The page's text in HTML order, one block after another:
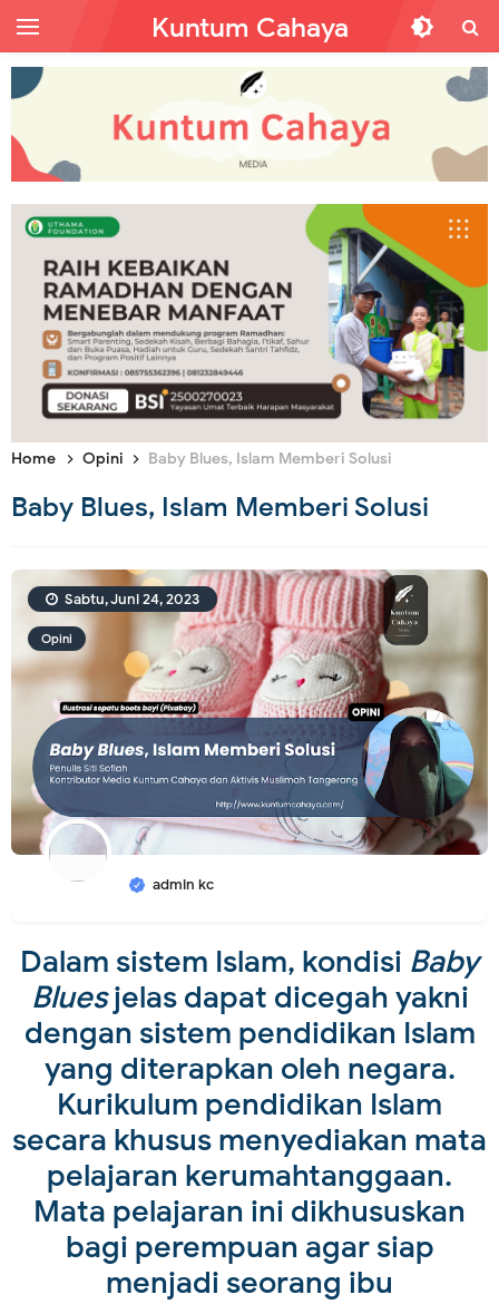
Kuntum Cahaya
Home Opini Baby Blues, Islam Memberi Solusi
Baby Blues, Islam Memberi Solusi
Opini
admin kc
Sabtu, Juni 24, 2023
Dalam sistem Islam, kondisi Baby
Bluesjelas dapat dicegah yakni
dengan sistem pendidikan Islam
yang diterapkan oleh negara.
Kurikulum pendidikan Islam
secara khusus menyediakan mata
pelajaran kerumahtanggaan.
Mata pelajaran ini dikhususkan
bagi perempuan agar siap
menjadi seorang ibu